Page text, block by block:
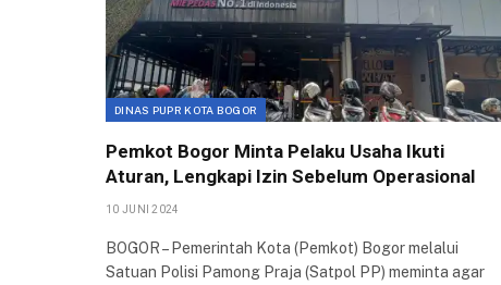
DINAS PUPR KOTA BOGOR
Pemkot Bogor Minta Pelaku Usaha Ikuti
Aturan, Lengkapi Izin Sebelum Operasional
10 JUNI 2024
BOGOR – Pemerintah Kota (Pemkot) Bogor melalui
Satuan Polisi Pamong Praja (Satpol PP) meminta agar